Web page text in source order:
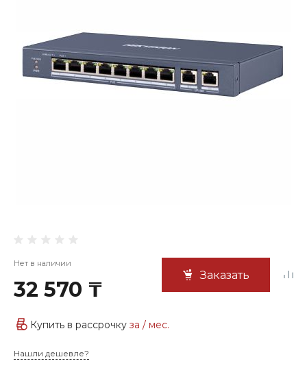
Нет в наличии
32 570 ₸
Заказать
Купить в рассрочку за / мес.
Нашли дешевле?